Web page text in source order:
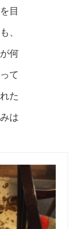
目
、
何
て
た
は